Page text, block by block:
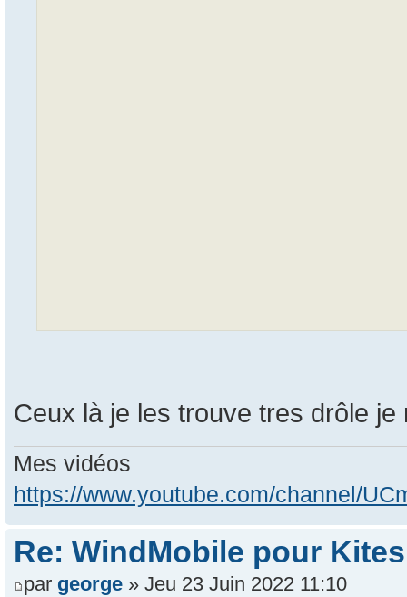
Ceux là je les trouve tres drôle
Mes vidéos
https://www.youtube.com/channel/
Re: WindMobile pour
par george » Jeu 23 Juin 2022 11:10